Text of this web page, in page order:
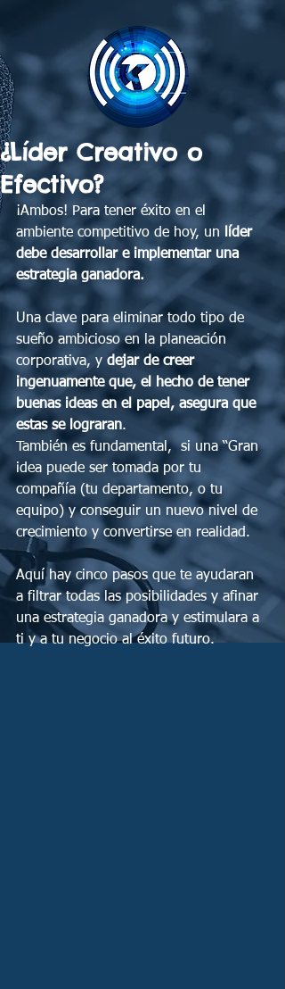
¿Líder Creativo o
Efectivo?
¡Ambos! Para tener éxito en el
ambiente competitivo de hoy, un
líder
debe desarrollar e implementar una
estrategia ganadora.
Una clave para eliminar todo tipo de
sueño ambicioso en la planeación
corporativa, y dejar de creer
ingenuamente que, el hecho de tener
buenas ideas en el papel, asegura que
estas se lograran.
También es fundamental,  si una “Gran
idea puede ser tomada por tu
compañía (tu departamento, o tu
equipo) y conseguir un nuevo nivel de
crecimiento y convertirse en realidad.
Aquí hay cinco pasos que te ayudaran
a filtrar todas las posibilidades y afinar
una estrategia ganadora y estimulara a
ti y a tu negocio al éxito futuro.